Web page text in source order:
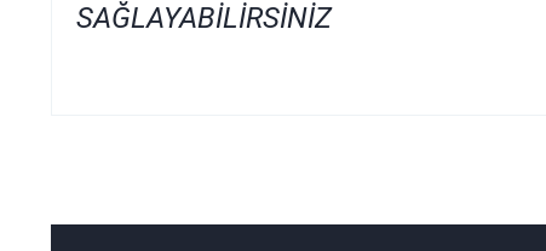
SAĞLAYABİLİRSİNİZ